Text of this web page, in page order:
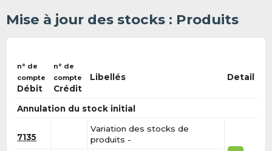
Mise à jour des stocks : Produits
n° de
compte
Débit
n° de
compte
Crédit
Libellés Detail
Annulation du stock initial
7135
Variation des stocks de
produits -